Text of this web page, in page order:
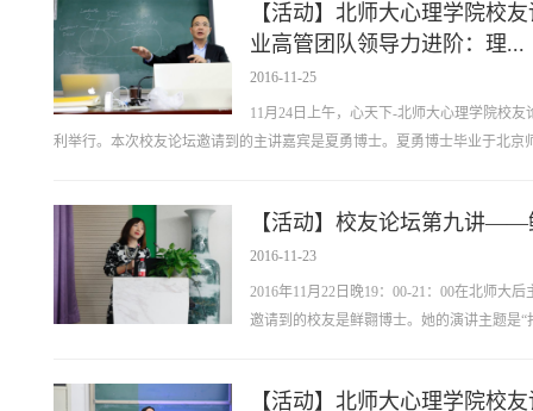
【活动】北师大心理学院校
业高管团队领导力进阶：理...
2016-11-25
11月24日上午，心天下-北师大心理学院校
利举行。本次校友论坛邀请到的主讲嘉宾是夏勇博士。夏勇博士毕业于北京
【活动】校友论坛第九讲——
2016-11-23
2016年11月22日晚19：00-21：00在北师大
邀请到的校友是鲜翾博士。她的演讲主题是“
【活动】北师大心理学院校